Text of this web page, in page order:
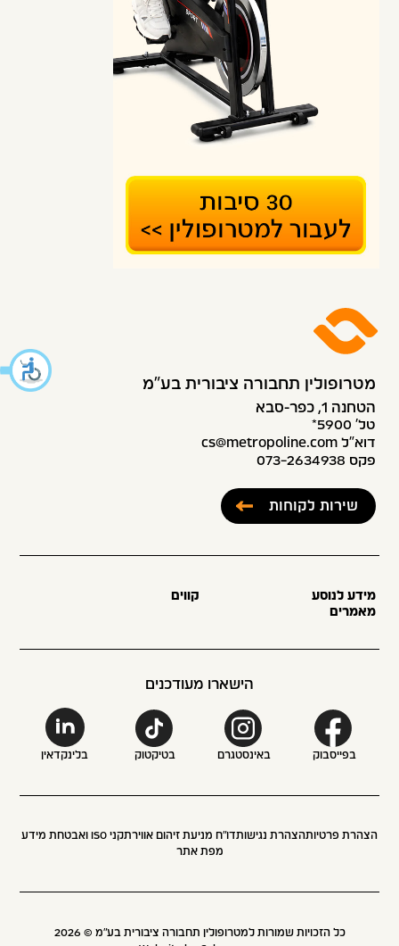
מטרופולין תחבורה ציבורית בע״מ
הטחנה 1, כפר-סבא
טל׳ 5900*
דוא”ל cs@metropoline.com
פקס 073-2634938
שירות לקוחות
מידע לנוסע
קווים
מאמרים
הישארו מעודכנים
בפייסבוק באינסטגרם בטיקטוק בלינקדאין
הצהרת פרטיותהצהרת נגישותדו״ח מניעת זיהום אווירתקני ISO ואבטחת מידע
מפת אתר
כל הזכויות שמורות למטרופולין תחבורה ציבורית בע״מ © 2026